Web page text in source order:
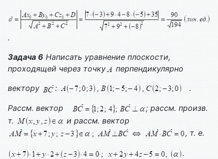
.
Задача 6 Написать уравнение плоскости,
проходящей через точку
перпендикулярно
вектору
: .
Рассм. вектор
; рассм. произв.
т.
и рассм. вектор
, т. е.
.